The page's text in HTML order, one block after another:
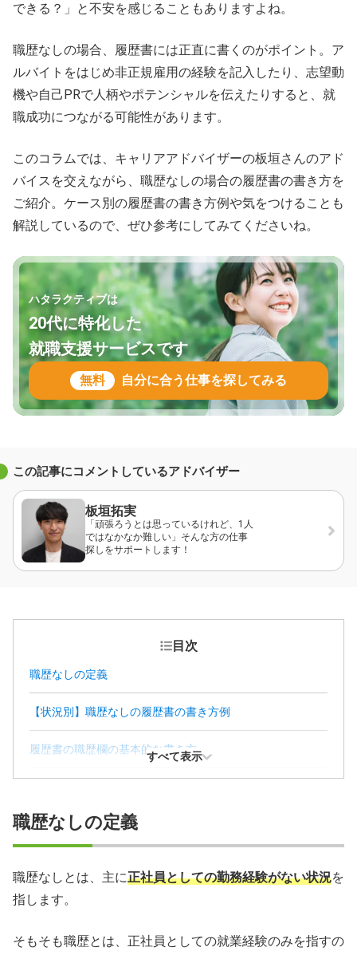
できる？」と不安を感じることもありますよね。
職歴なしの場合、履歴書には正直に書くのがポイント。ア
ルバイトをはじめ非正規雇用の経験を記入したり、志望動
機や自己PRで人柄やポテンシャルを伝えたりすると、就
職成功につながる可能性があります。
このコラムでは、キャリアアドバイザーの板垣さんのアド
バイスを交えながら、職歴なしの場合の履歴書の書き方を
ご紹介。ケース別の履歴書の書き方例や気をつけることも
解説しているので、ぜひ参考にしてみてくださいね。
ハタラクティブは
20代に特化した
就職支援サービスです
無料 自分に合う仕事を探してみる
この記事にコメントしているアドバイザー
板垣拓実
「頑張ろうとは思っているけれど、1人
ではなかなか難しい」そんな方の仕事
探しをサポートします！
目次
職歴なしの定義
【状況別】職歴なしの履歴書の書き方例
履歴書の職歴欄の基本的な書き方
職歴なしの人が履歴書を書くときに気をつけること
職歴なしからの就職に関するよくある質問
すべて表示
職歴なしの定義
職歴なしとは、主に正社員としての勤務経験がない状況を
指します。
そもそも職歴とは、正社員としての就業経験のみを指すの